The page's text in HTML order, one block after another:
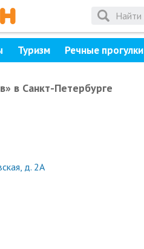
Туризм Речные прогулки
в Санкт-Петербурге
д. 2А